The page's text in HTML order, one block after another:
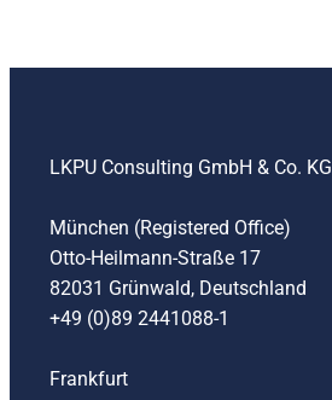
LKPU Consulting GmbH & Co. KG
München (Registered Office)
Otto-Heilmann-Straße 17
82031 Grünwald, Deutschland
+49 (0)89 2441088-1
Frankfurt